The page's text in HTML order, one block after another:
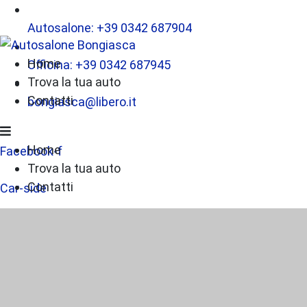
Autosalone: +39 0342 687904
Officina: +39 0342 687945
bongiasca@libero.it
Facebook-f
Car-side
Home
Trova la tua auto
Contatti
Home
Trova la tua auto
Contatti